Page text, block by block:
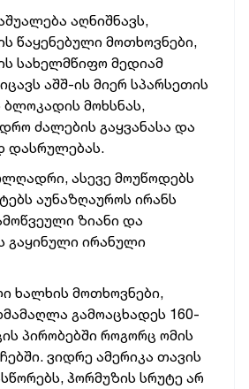
აღნიშნავს,
წაყენებული მოთხოვნები,
სახელმწიფო მედიამ
აშშ-ის მიერ სპარსეთის
ბლოკადის მოხსნას,
ძალების გაყვანასა და
დასრულებას.
ასევე მოუწოდებს
აუნაზღაუროს ირანს
ზიანი და
გაყინული ირანული
ხალხის მოთხოვნები,
გამოაცხადეს 160-
პირობებში როგორც ომის
ვიდრე ამერიკა თავის
ჰორმუზის სრუტე არ